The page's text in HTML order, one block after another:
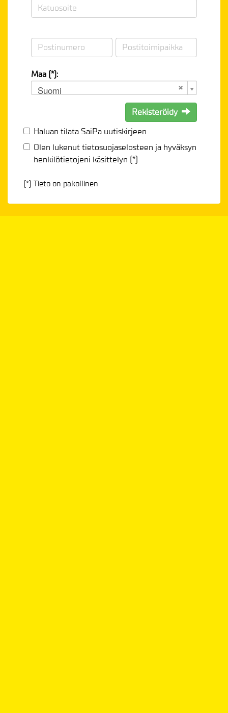
Maa (*):
Suomi
Rekisteröidy
Haluan tilata SaiPa uutiskirjeen
Olen lukenuttietosuojaselosteen ja hyväksyn
henkilötietojeni käsittelyn (*)
(*) Tieto on pakollinen